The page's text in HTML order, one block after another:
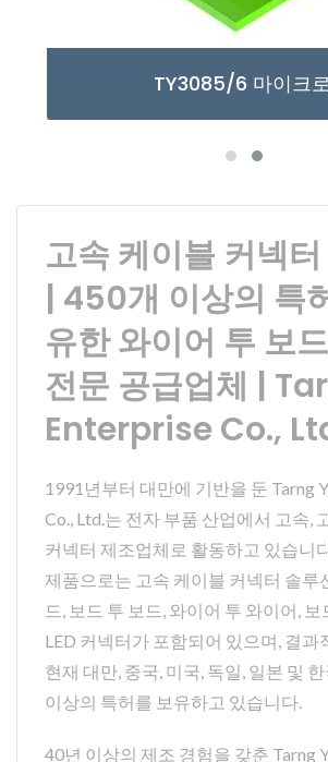
TY3085/6 마이크로
고속 케이블 커넥
| 450개 이상의 특
유한 와이어 투 보
전문 공급업체 |
Enterprise Co.,
1991년부터 대만에 기반을 둔 Tarng
Co., Ltd.는 전자 부품 산업에서 고속,
커넥터 제조업체로 활동하고 있습니
제품으로는 고속 케이블 커넥터 솔루
드, 보드 투 보드, 와이어 투 와이어, 보
LED 커넥터가 포함되어 있으며, 결과
현재 대만, 중국, 미국, 독일, 일본 및
이상의 특허를 보유하고 있습니다.
40년 이상의 제조 경험을 갖춘 Tarng